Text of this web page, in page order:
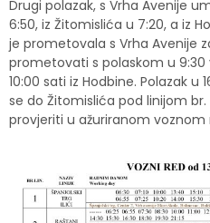
Drugi polazak, s Vrha Avenije
6:50, iz Žitomislića u 7:20, a iz
je prometovala s Vrha Avenije
prometovati s polaskom u 9:30
10:00 sati iz Hodbine. Polazak u
se do Žitomislića pod linijom
provjeriti u ažuriranom voznom